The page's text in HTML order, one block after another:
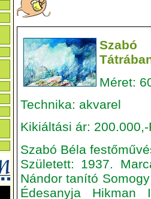
Méret:
Technika: akvarel
Kikiáltási ár: 200.000,-
Szabó Béla
Született: 1937.
Nándor tanító
Édesanyja Hikman